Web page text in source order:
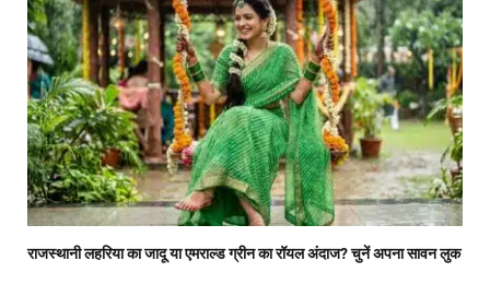
राजस्थानी लहरिया का जादू या एमराल्ड ग्रीन का रॉयल अंदाज? चुनें अपना सावन लुक